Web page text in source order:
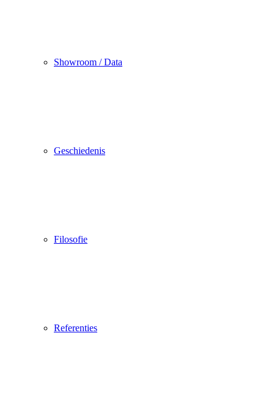
Showroom / Data
Geschiedenis
Filosofie
Referenties